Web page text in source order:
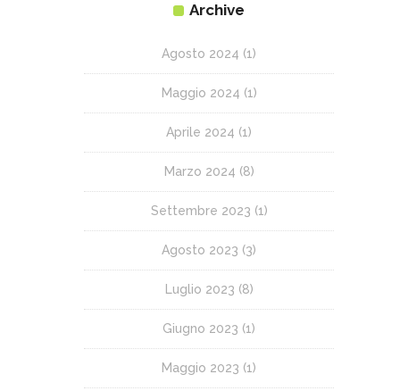
Archive
Agosto 2024 (1)
Maggio 2024 (1)
Aprile 2024 (1)
Marzo 2024 (8)
Settembre 2023 (1)
Agosto 2023 (3)
Luglio 2023 (8)
Giugno 2023 (1)
Maggio 2023 (1)